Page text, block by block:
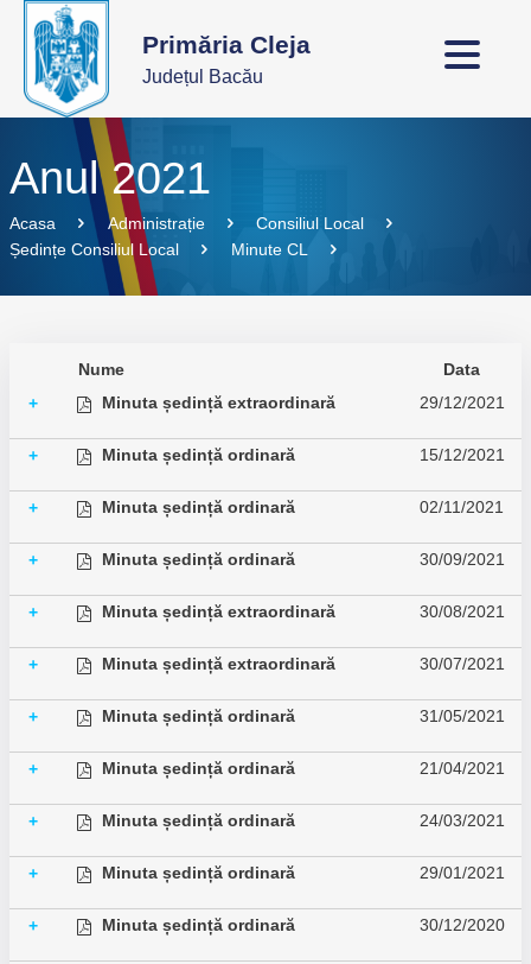
Primăria Cleja
Județul Bacău
Anul 2021
Acasa Administrație
Consiliul Local
Ședințe Consiliul Local
Minute CL
Nume
Data
+
Minuta ședință extraordinară 29/12/2021
+ Minuta ședință ordinară 15/12/2021
+ Minuta ședință ordinară 02/11/2021
+ Minuta ședință ordinară 30/09/2021
+ Minuta ședință extraordinară 30/08/2021
+ Minuta ședință extraordinară 30/07/2021
+ Minuta ședință ordinară 31/05/2021
+ Minuta ședință ordinară 21/04/2021
+ Minuta ședință ordinară 24/03/2021
+ Minuta ședință ordinară 29/01/2021
+ Minuta ședință ordinară 30/12/2020